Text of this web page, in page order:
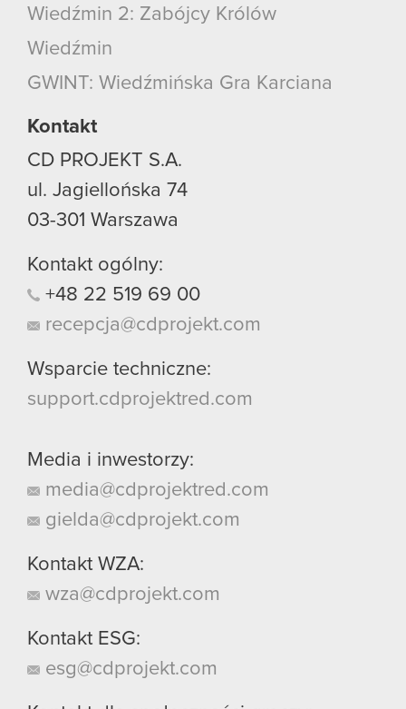
Wiedźmin 2: Zabójcy Królów
Wiedźmin
GWINT: Wiedźmińska Gra Karciana
Kontakt
CD PROJEKT S.A.
ul. Jagiellońska 74
03-301 Warszawa
Kontakt ogólny:
+48 22 519 69 00
recepcja@cdprojekt.com
Wsparcie techniczne:
support.cdprojektred.com
Media i inwestorzy:
media@cdprojektred.com
gielda@cdprojekt.com
Kontakt WZA:
wza@cdprojekt.com
Kontakt ESG:
esg@cdprojekt.com